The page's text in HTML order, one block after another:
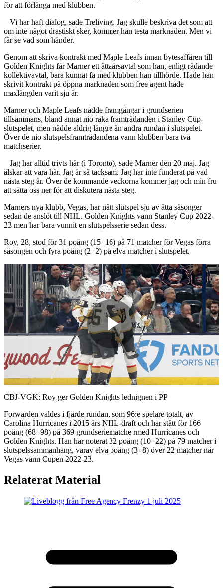
för att förlänga med klubben.
– Vi har haft dialog, sade Treliving. Jag skulle beskriva det som att
om inte något drastiskt sker, kommer han testa marknaden. Men vi
får se vad som händer.
Genom att skriva kontrakt med Maple Leafs innan bytesaffären till
Golden Knights får Marner ett åttaårsavtal som han, enligt rådande
kollektivavtal, bara kunnat få med klubben han tillhörde. Hade han
skrivit kontrakt på öppna marknaden som free agent hade
maxlängden varit sju år.
Marner och Maple Leafs nådde framgångar i grundserien
tillsammans, bland annat nio raka framträdanden i Stanley Cup-
slutspelet, men nådde aldrig längre än andra rundan i slutspelet.
Över de nio slutspelsframträdandena vann klubben bara två
matchserier.
– Jag har alltid trivts här (i Toronto), sade Marner den 20 maj. Jag
älskar att vara här. Jag är så tacksam. Jag har inte funderat på vad
nästa steg är. Över de kommande veckorna kommer jag och min fru
att sätta oss ner för att diskutera nästa steg.
Marners nya klubb, Vegas, har nått slutspel sju av åtta säsonger
sedan de anslöt till NHL. Golden Knights vann Stanley Cup 2022-
23 men har bara vunnit en slutspelsserie sedan dess.
Roy, 28, stod för 31 poäng (15+16) på 71 matcher för Vegas förra
säsongen och fyra poäng (2+2) på elva matcher i slutspelet.
Play
Video
CBJ-VGK: Roy ger Golden Knights lednignen i PP
Forwarden valdes i fjärde rundan, som 96:e spelare totalt, av
Carolina Hurricanes i 2015 års NHL-draft och har stått för 166
poäng (68+98) på 369 grundseriematche rmed Hurricanes och
Golden Knights. Han har noterat 32 poäng (10+22) på 79 matcher i
slutspelssammanhang, varav elva poäng (3+8) över 22 matcher när
Vegas vann Cupen 2022-23.
Relaterat Material